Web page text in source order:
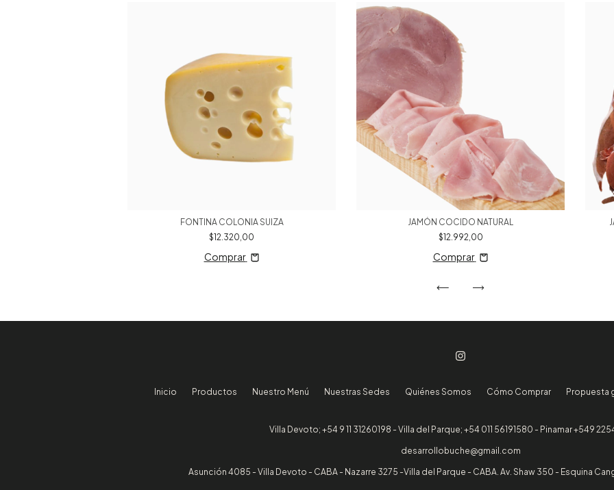
FONTINA COLONIA SUIZA
$12.320,00
Comprar
JAMÓN COCIDO NATURAL
$12.992,00
Comprar
Inicio Productos Nuestro Menú Nuestras Sedes Quiénes Somos Cómo Comprar Propuesta
Villa Devoto; +54 9 11 31260198 - Villa del Parque; +54 011 56191580 - Pinamar +549
desarrollobuche@gmail.com
Asunción 4085 - Villa Devoto - CABA - Nazarre 3275 -Villa del Parque - CABA. Av. Shaw 350 - Esquina